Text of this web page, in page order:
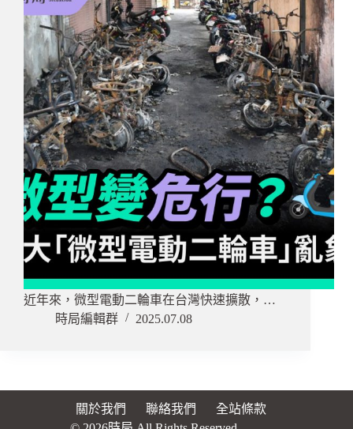
近年來，微型電動二輪車在台灣快速擴散，…
時局編輯群
2025.07.08
關於我們 聯絡我們
全站條款